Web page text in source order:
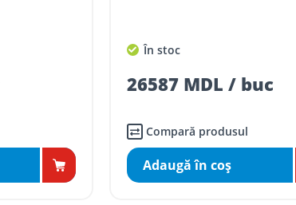
În stoc
26587 MDL / buc
Compară produsul
Adaugă în coş